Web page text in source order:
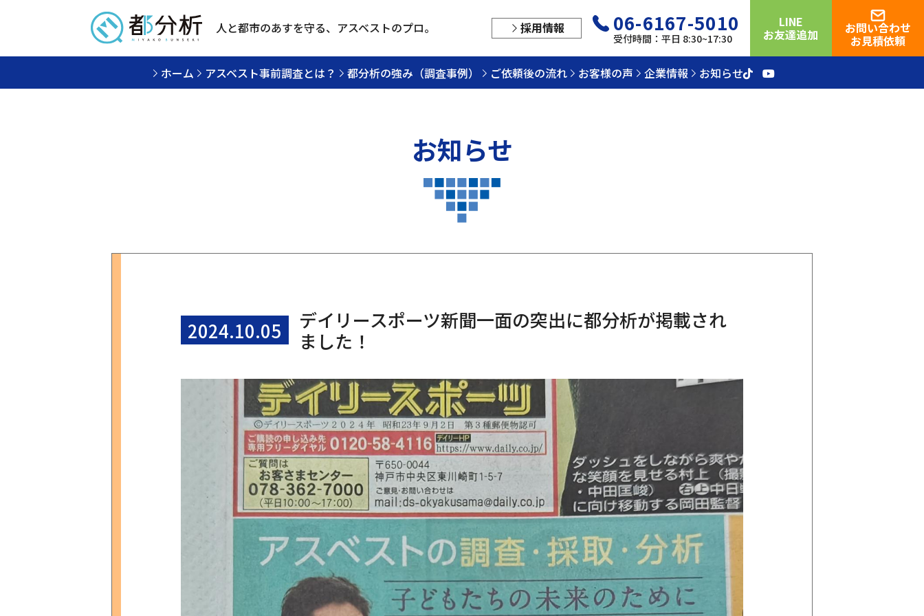
人と都市のあすを守る、 アスベストのプロ。 採用情報 06-6167-5010
受付時間：平日 8:30~17:30
LINE
お友達追加 お問い合わせ
お見積依頼
ホーム
アスベスト事前調査とは？ 都分析の強み（調査事例） ご依頼後の流れ お客様の声 企業情報 お知らせ
お知らせ
2024.10.05
デイリースポーツ新聞一面の突出に都分析が掲載され
ました！